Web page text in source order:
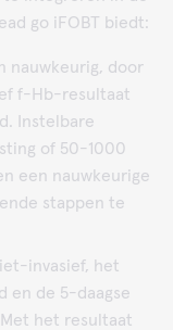
go iFOBT biedt:
nauwkeurig, door
f-Hb-resultaat
Instelbare
of 50-1000
een nauwkeurige
stappen te
invasief, het
en de 5-daagse
het resultaat